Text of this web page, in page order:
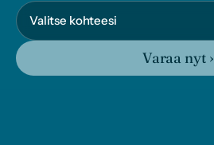
Varaa nyt ›